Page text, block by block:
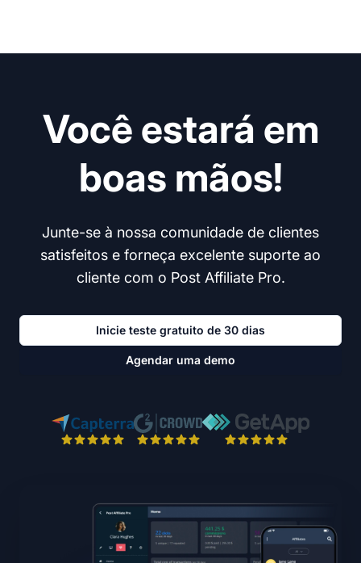
Você estará em
boas mãos!
Junte-se à nossa comunidade de clientes
satisfeitos e forneça excelente suporte ao
cliente com o Post Affiliate Pro.
Inicie teste gratuito de 30 dias
Agendar uma demo